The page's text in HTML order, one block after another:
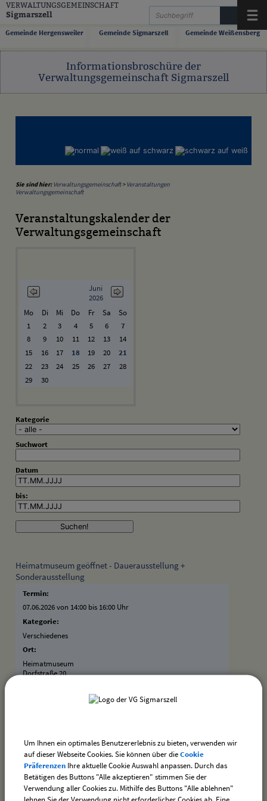
Zum Inhalt,zur Navigationoderzur Startseite springen.
VERWALTUNGSGEMEINSCHAFT
Sigmarszell
Gemeinde Hergensweiler Gemeinde Sigmarszell Gemeinde Weißensberg
Informationsbroschüre der
Verwaltungsgemeinschaft Sigmarszell
Sie sind hier: Verwaltungsgemeinschaft> Veranstaltungen
Verwaltungsgemeinschaft
Veranstaltungskalender der
Verwaltungsgemeinschaft
Juni
2026
Mo
Di Mi Do Fr Sa
So
1
2 3 4 5 6
7
8
9 10 11 12 13
14
15
16 17 18 19 20
21
22
23 24 25 26 27
28
29
30
Kategorie
Suchwort
Datum
bis:
Heimatmuseum geöffnet - Dauerausstellung +
Sonderausstellung
Termin:
07.06.2026 von 14:00 bis 16:00 Uhr
Kategorie:
Verschiedenes
Ort:
Heimatmuseum
Dorfstraße 20
18.06.2026 von 19:45bis 20:00 Uhr
Kategorie:
Sitzungen
Ort:
Um Ihnen ein optimales Benutzererlebnis zu bieten, verwenden wir
auf dieser Webseite Cookies. Sie können über dieCookie
Präferenzen Ihre aktuelle Cookie Auswahl anpassen. Durch das
Betätigen des Buttons "Alle akzeptieren" stimmen Sie der
Verwendung aller Cookies zu. Mithilfe des Buttons "Alle ablehnen"
lehnen Sie der Verwendung nicht erforderlicher Cookies ab. Eine